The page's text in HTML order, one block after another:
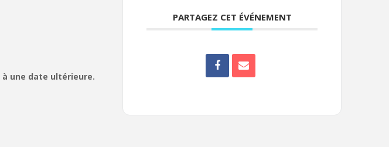
à une date ultérieure.
PARTAGEZ CET ÉVÉNEMENT